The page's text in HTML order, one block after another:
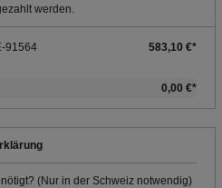
werden.
91564
583,10 €*
0,00 €*
(Nur in der Schweiz notwendig)